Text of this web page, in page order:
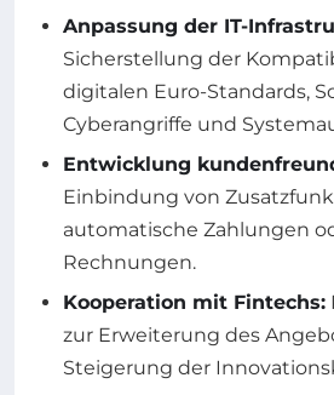
Anpassung der IT-
Sicherstellung der
digitalen Euro-Standards,
Cyberangriffe und
Entwicklung
Einbindung von
automatische Zahlungen
Rechnungen.
Kooperation mit Fintechs:
zur Erweiterung des
Steigerung der